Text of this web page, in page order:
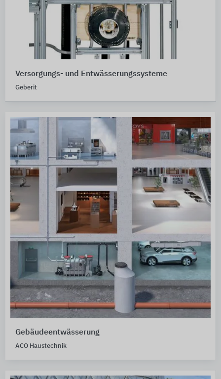
Versorgungs- und Entwässerungssysteme
Geberit
Gebäudeentwässerung
ACO Haustechnik